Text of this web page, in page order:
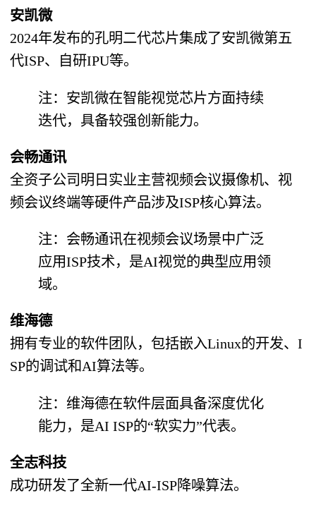
安凯微
2024年发布的孔明二代芯片集成了安凯微第五
代ISP、自研IPU等。
注：安凯微在智能视觉芯片方面持续
迭代，具备较强创新能力。
会畅通讯
全资子公司明日实业主营视频会议摄像机、视
频会议终端等硬件产品涉及ISP核心算法。
注：会畅通讯在视频会议场景中广泛
应用ISP技术，是AI视觉的典型应用领
域。
维海德
拥有专业的软件团队，包括嵌入Linux的开发、I
SP的调试和AI算法等。
注：维海德在软件层面具备深度优化
能力，是AI ISP的“软实力”代表。
全志科技
成功研发了全新一代AI-ISP降噪算法。